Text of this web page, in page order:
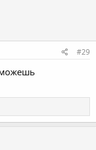
#29
можешь